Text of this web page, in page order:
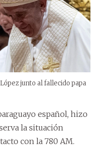
junto al fallecido papa
español, hizo
la situación
con la 780 AM.